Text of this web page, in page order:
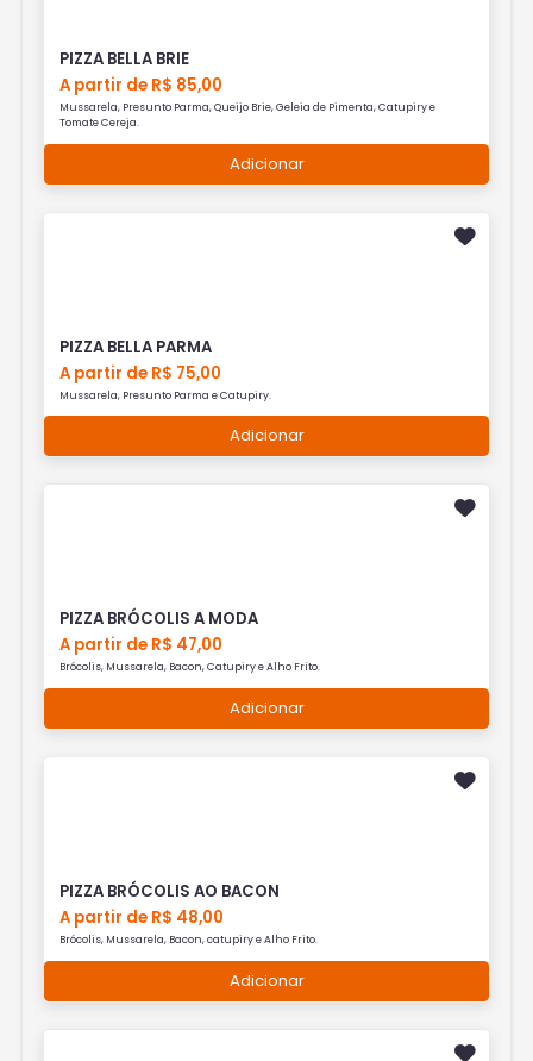
PIZZA BELLA BRIE
A partir de R$ 85,00
Mussarela, Presunto Parma, Queijo Brie, Geleia de Pimenta, Catupiry e
Tomate Cereja.
Adicionar
PIZZA BELLA PARMA
A partir de R$ 75,00
Mussarela, Presunto Parma e Catupiry.
Adicionar
PIZZA BRÓCOLIS A MODA
A partir de R$ 47,00
Brócolis, Mussarela, Bacon, Catupiry e Alho Frito.
Adicionar
PIZZA BRÓCOLIS AO BACON
A partir de R$ 48,00
Brócolis, Mussarela, Bacon, catupiry e Alho Frito.
Adicionar